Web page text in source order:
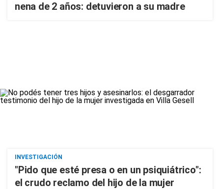
nena de 2 años: detuvieron a su madre
INVESTIGACIÓN
"Pido que esté presa o en un psiquiátrico":
el crudo reclamo del hijo de la mujer